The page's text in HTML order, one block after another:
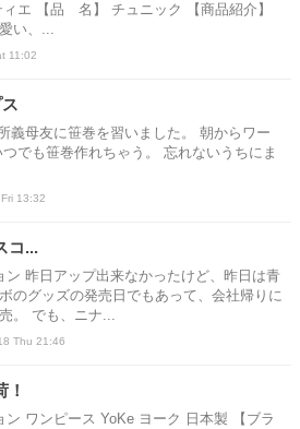
ィエ 【品 名】 チュニック 【商品紹介】
い、...
11:02
母友に笹巻を習いました。 朝からワー
でも笹巻作れちゃう。 忘れないうちにま
13:32
コ...
昨日アップ出来なかったけど、昨日は青
のグッズの発売日でもあって、会社帰りに
。 でも、ニナ...
Thu 21:46
ワンピース YoKe ヨーク 日本製 【ブラ